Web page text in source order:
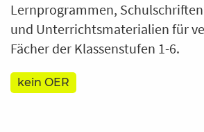
Lernprogrammen,
und Unterrichtsmaterialien für
Fächer der Klassenstufen 1-6.
kein OER